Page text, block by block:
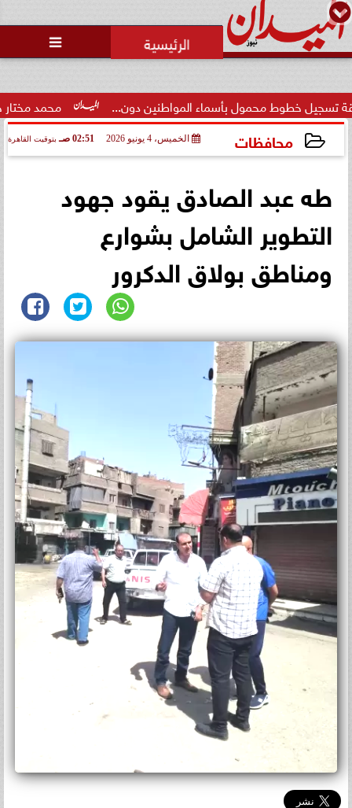

محمد مختار جمعة: بدل بأسماء المواطنين دون...
محافظات الخميس، 4 يونيو 2026 02:51 صـ بتوقيت القاهرة
طه عبد الصادق يقود جهود
التطوير الشامل بشوارع
ومناطق بولاق الدكرور